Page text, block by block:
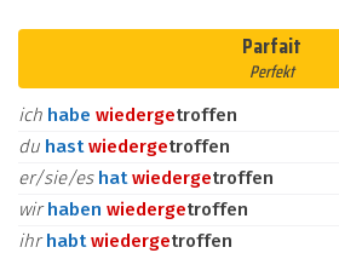
Parfait
Perfekt
ich habe wiedergetroffen
du hastwiedergetroffen
er/sie/es hatwiedergetroffen
wirhaben wiedergetroffen
ihrhabtwiedergetroffen